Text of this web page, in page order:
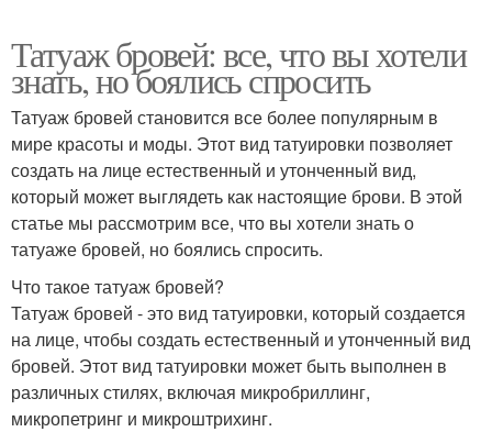
Татуаж бровей: все, что вы хотели
знать, но боялись спросить
Татуаж бровей становится все более популярным в
мире красоты и моды. Этот вид татуировки позволяет
создать на лице естественный и утонченный вид,
который может выглядеть как настоящие брови. В этой
статье мы рассмотрим все, что вы хотели знать о
татуаже бровей, но боялись спросить.
Что такое татуаж бровей?
Татуаж бровей - это вид татуировки, который создается
на лице, чтобы создать естественный и утонченный вид
бровей. Этот вид татуировки может быть выполнен в
различных стилях, включая микробриллинг,
микропетринг и микроштрихинг.